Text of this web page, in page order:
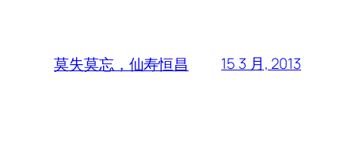
莫失莫忘，仙寿恒昌 15 3 月, 2013